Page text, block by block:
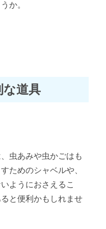
か。
な道具
虫あみや虫かごはも
ためのシャベルや、
ようにおさえるこ
と便利かもしれませ